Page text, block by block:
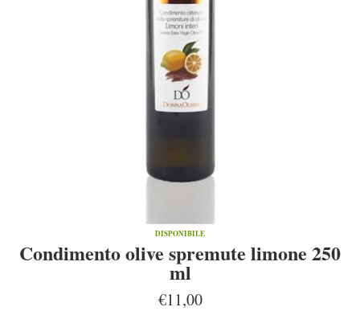
DISPONIBILE
Condimento olive spremute limone 250
ml
€11,00